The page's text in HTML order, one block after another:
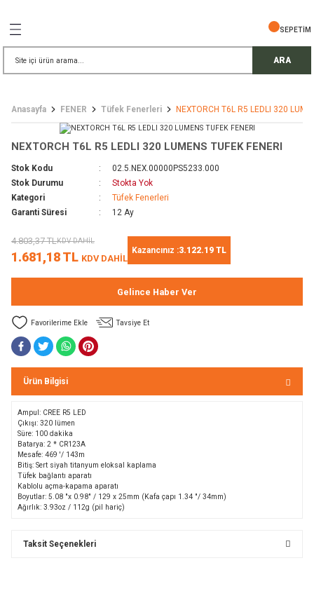
ARA
Malzemeleri
Tripodlar
/ Başlık
/ Manometreler
Kemerleri
Bardak
SEPETİM
Anasayfa FENER Tüfek Fenerleri NEXTORCH T6L R5 LEDLI 320
NEXTORCH T6L R5 LEDLI 320 LUMENS TUFEK FENERI
Stok Kodu
02.5.NEX.00000PS5233.000
Stok Durumu
Stokta Yok
Kategori
Tüfek Fenerleri
Garanti Süresi
12 Ay
1.681,18 TL KDV DAHİL
4.803,37 TLKDV DAHİL
Kazancınız :3.122.19 TL
Gelince Haber Ver
Tavsiye Et
Ürün Bilgisi
Ampul : CREE R5
LED
Çıkışı: 320
lümen
Süre: 100 dakika
Batarya: 2 * CR123A
Mesafe: 469 '/ 143m
Bitiş: Sert siyah titanyum eloksal
kaplama
Tüfek bağlantı aparatı
Kablolu açma-kapama aparatı
Boyutlar: 5.08 "x 0.98" / 129 x 25mm ( Kafa çapı 1.34 "/ 34mm)
Ağırlık: 3.93oz / 112g (pil hariç)
Taksit Seçenekleri